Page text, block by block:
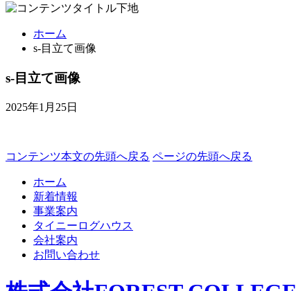
ホーム
s-目立て画像
s-目立て画像
2025年1月25日
コンテンツ本文の先頭へ戻る ページの先頭へ戻る
ホーム
新着情報
事業案内
タイニーログハウス
会社案内
お問い合わせ